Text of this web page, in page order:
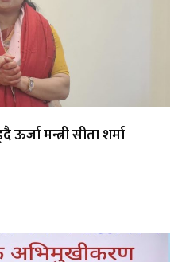
मन्त्री सीता शर्मा